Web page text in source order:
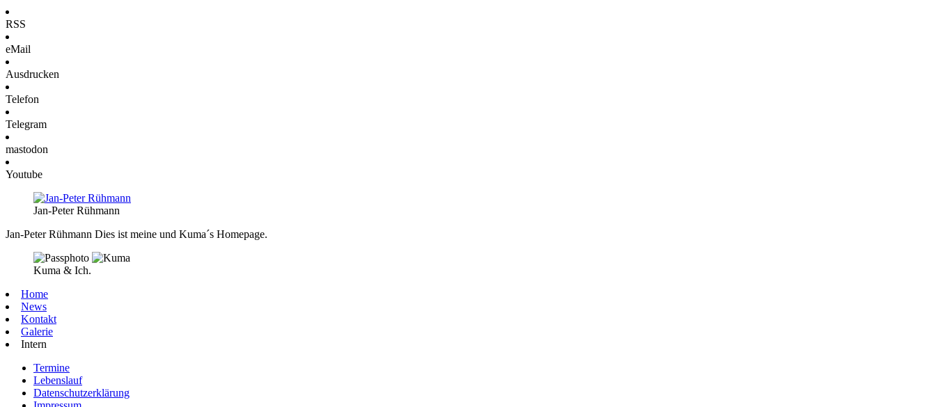
RSS
eMail
Ausdrucken
Telefon
Telegram
mastodon
Youtube
Jan-Peter Rühmann
Jan-Peter Rühmann Dies ist meine und Kuma´s Homepage.
Kuma & Ich.
Home
News
Kontakt
Galerie
Intern
Termine
Lebenslauf
Datenschutzerklärung